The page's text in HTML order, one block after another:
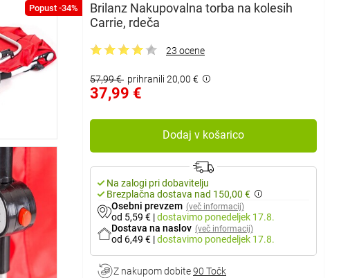
Popust -34%
Brilanz Nakupovalna torba na kolesih
Carrie, rdeča
23 ocene
57,99 € prihranili 20,00 €
37,99 €
Dodaj v košarico
Na zalogi pri dobavitelju
Brezplačna dostava nad 150,00 €
Osebni prevzem (več informacij)
od 5,59 € |dostavimo ponedeljek 17.8.
Dostava na naslov (več informacij)
od 6,49 € |dostavimo ponedeljek 17.8.
Z nakupom dobite90 Točk